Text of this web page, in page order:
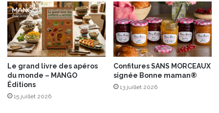
Le grand livre des apéros
du monde – MANGO
Éditions
15 juillet 2026
Confitures SANS MORCEAUX
signée Bonne maman®
13 juillet 2026